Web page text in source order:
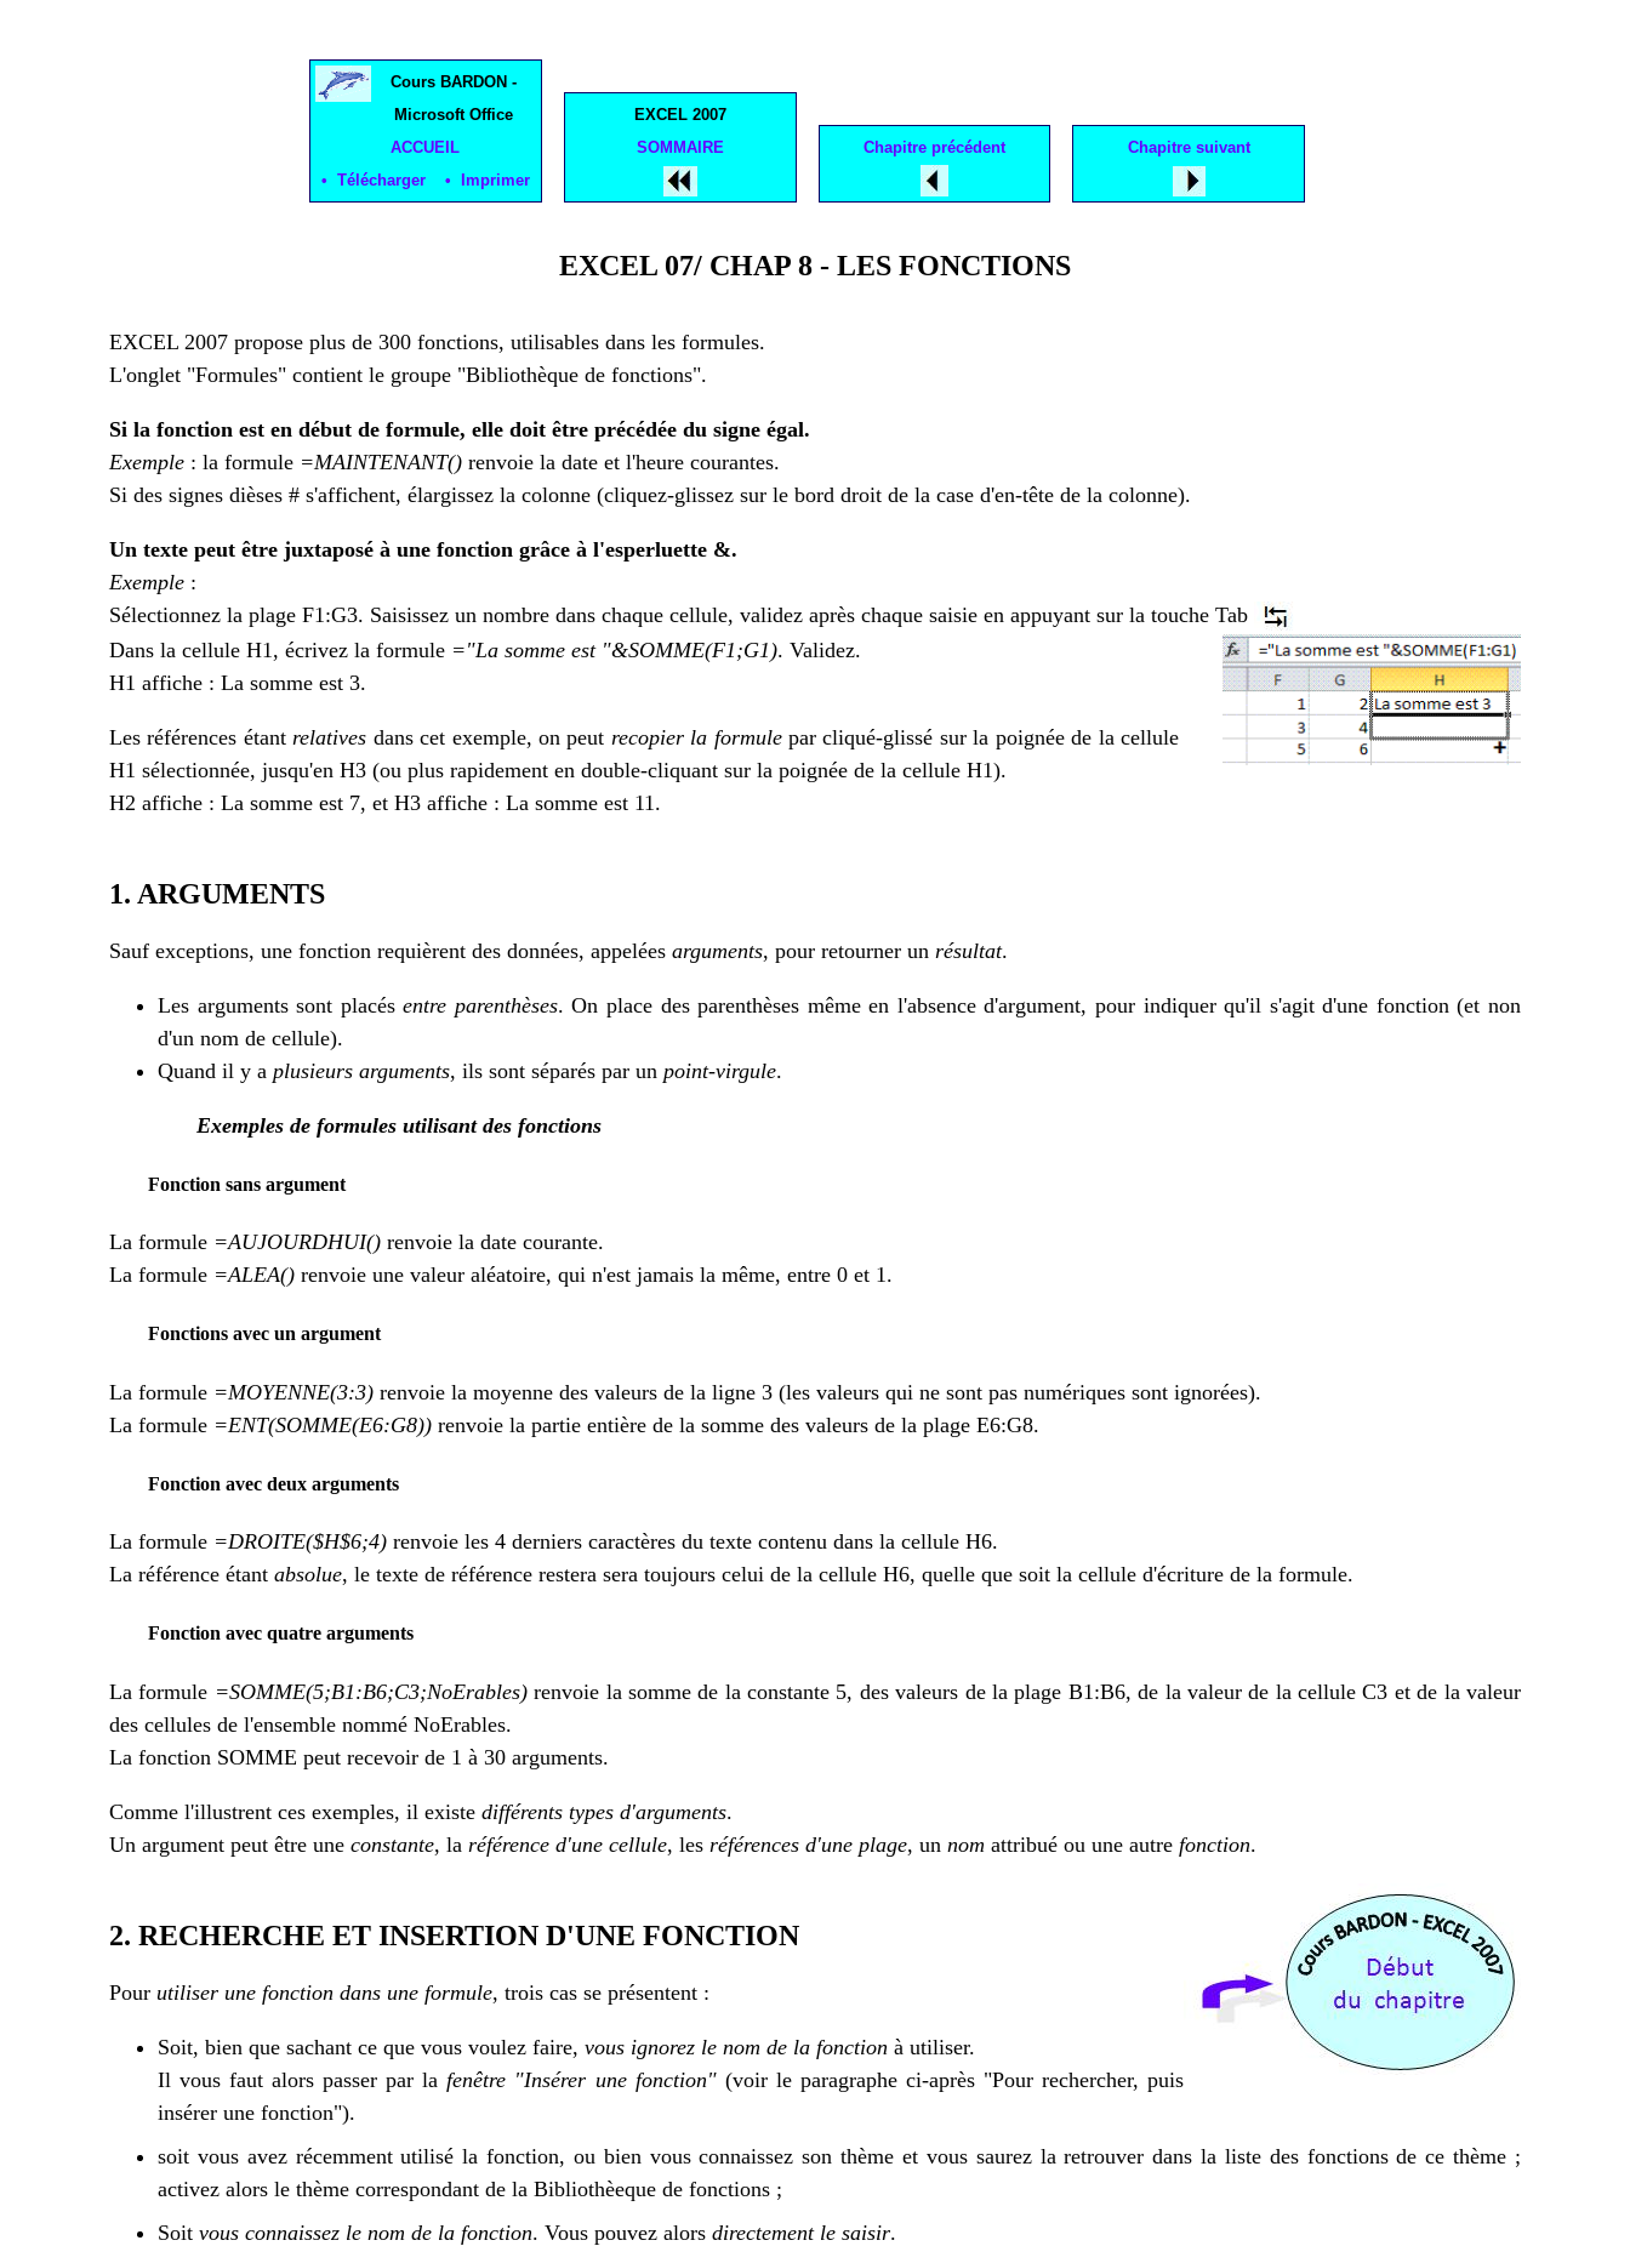
Cours BARDON -
Microsoft Office
ACCUEIL
• Télécharger • Imprimer
EXCEL 2007
SOMMAIRE
Chapitre précédent Chapitre suivant
EXCEL 07/ CHAP 8 - LES FONCTIONS
EXCEL 2007 propose plus de 300 fonctions, utilisables dans les formules.
L'onglet "Formules" contient le groupe "Bibliothèque de fonctions".
Si la fonction est en début de formule, elle doit être précédée du signe égal.
Exemple : la formule =MAINTENANT() renvoie la date et l'heure courantes.
Si des signes dièses # s'affichent, élargissez la colonne (cliquez-glissez sur le bord droit de la case d'en-tête de la colonne).
Un texte peut être juxtaposé à une fonction grâce à l'esperluette &.
Exemple :
Sélectionnez la plage F1:G3. Saisissez un nombre dans chaque cellule, validez après chaque saisie en appuyant sur la touche Tab
Dans la cellule H1, écrivez la formule ="La somme est "&SOMME(F1;G1). Validez.
H1 affiche : La somme est 3.
Les références étant relatives dans cet exemple, on peut recopier la formulepar cliqué-glissé sur la poignée de la cellule
H1 sélectionnée, jusqu'en H3 (ou plus rapidement en double-cliquant sur la poignée de la cellule H1).
H2 affiche : La somme est 7, et H3 affiche : La somme est 11.
1. ARGUMENTS
Sauf exceptions, une fonction requièrent des données, appelées arguments, pour retourner un résultat.
Les arguments sont placésentre parenthèses. On place des parenthèses même en l'absence d'argument, pour indiquer qu'il s'agit d'une fonction (et non
d'un nom de cellule).
Quand il y a plusieurs arguments, ils sont séparés par un point-virgule.
Exemples de formules utilisant des fonctions
Fonction sans argument
La formule =AUJOURDHUI() renvoie la date courante.
La formule =ALEA() renvoie une valeur aléatoire, qui n'est jamais la même, entre 0 et 1.
Fonctions avec un argument
La formule =MOYENNE(3:3) renvoie la moyenne des valeurs de la ligne 3 (les valeurs qui ne sont pas numériques sont ignorées).
La formule =ENT(SOMME(E6:G8)) renvoie la partie entière de la somme des valeurs de la plage E6:G8.
Fonction avec deux arguments
La formule =DROITE($H$6;4) renvoie les 4 derniers caractères du texte contenu dans la cellule H6.
La référence étant absolue, le texte de référence restera sera toujours celui de la cellule H6, quelle que soit la cellule d'écriture de la formule.
Fonction avec quatre arguments
La formule =SOMME(5;B1:B6;C3;NoErables)renvoie la somme de la constante 5, des valeurs de la plage B1:B6, de la valeur de la cellule C3 et de la valeur
des cellules de l'ensemble nommé NoErables.
La fonction SOMME peut recevoir de 1 à 30 arguments.
Comme l'illustrent ces exemples, il existe différents types d'arguments.
Un argument peut être une constante, la référence d'une cellule, les références d'une plage, un nom attribué ou une autre fonction.
2. RECHERCHE ET INSERTION D'UNE FONCTION
Pour utiliser une fonction dans une formule, trois cas se présentent :
Soit, bien que sachant ce que vous voulez faire, vous ignorez le nom de la fonction à utiliser.
Il vous faut alors passer par la fenêtre "Insérer une fonction"(voir le paragraphe ci-après "Pour rechercher, puis
insérer une fonction").
soit vous avez récemment utilisé la fonction, ou bien vous connaissez son thème et vous saurez la retrouver dans la liste des fonctions de ce thème ;
activez alors le thème correspondant de la Bibliothèeque de fonctions ;
Soit vous connaissez le nom de la fonction. Vous pouvez alors directement le saisir.